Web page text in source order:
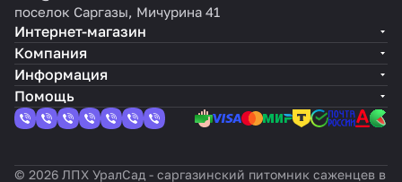
поселок Саргазы, Мичурина 41
Интернет-магазин
Компания
Информация
Помощь
© 2026 ЛПХ УралСад - саргазинский питомник саженцев в